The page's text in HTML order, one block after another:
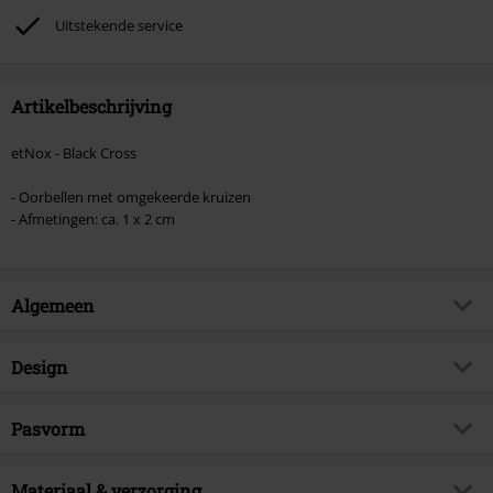
Toten Hosen, Metality, cadeaubonnen en artikelen met een inbegrepen
donatie zijn uitgesloten van de korting.
Uitstekende service
Artikelbeschrijving
etNox - Black Cross
- Oorbellen met omgekeerde kruizen
- Afmetingen: ca. 1 x 2 cm
Algemeen
Artikelnr.
Brand
Design
Producttype
Pasvorm
Lichaamsdeel